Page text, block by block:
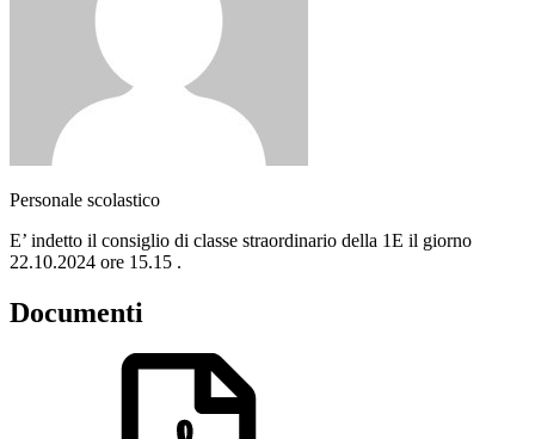
Personale scolastico
E’ indetto il consiglio di classe straordinario della 1E il giorno
22.10.2024 ore 15.15 .
Documenti